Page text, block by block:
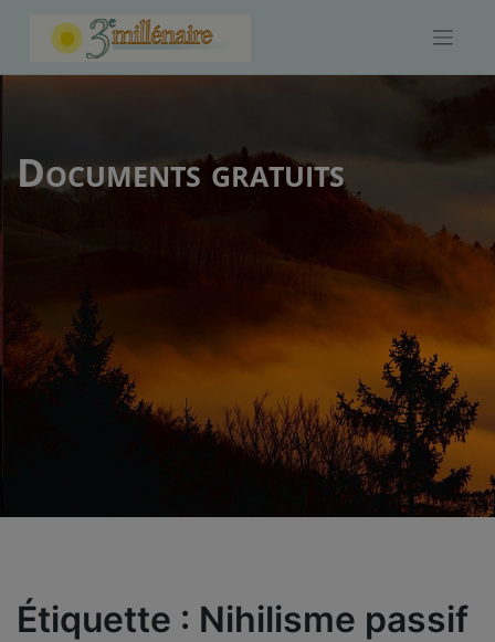
Documents gratuits
Étiquette : Nihilisme passif